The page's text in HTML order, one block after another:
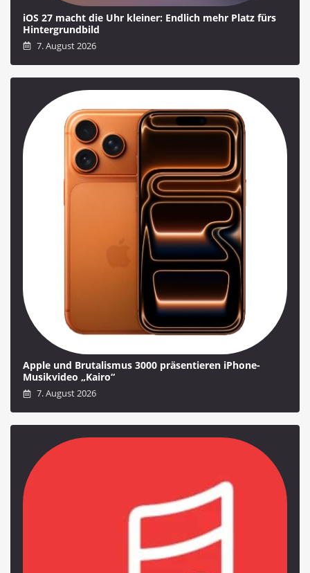
iOS 27 macht die Uhr kleiner: Endlich mehr Platz fürs
Hintergrundbild
7. August 2026
Apple und Brutalismus 3000 präsentieren iPhone-
Musikvideo „Kairo“
7. August 2026